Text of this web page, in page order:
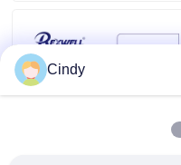
Nachrichten
Fälle
Cindy